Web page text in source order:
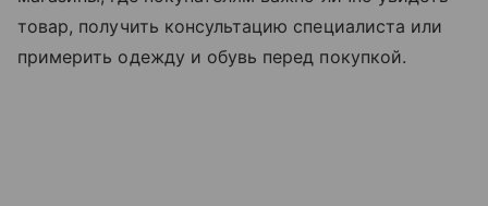
товар, получить консультацию специалиста или
примерить одежду и обувь перед покупкой.